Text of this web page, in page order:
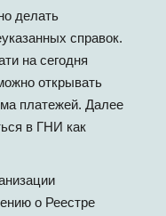
делать
справок.
на сегодня
открывать
платежей. Далее
в ГНИ как
о Реестре